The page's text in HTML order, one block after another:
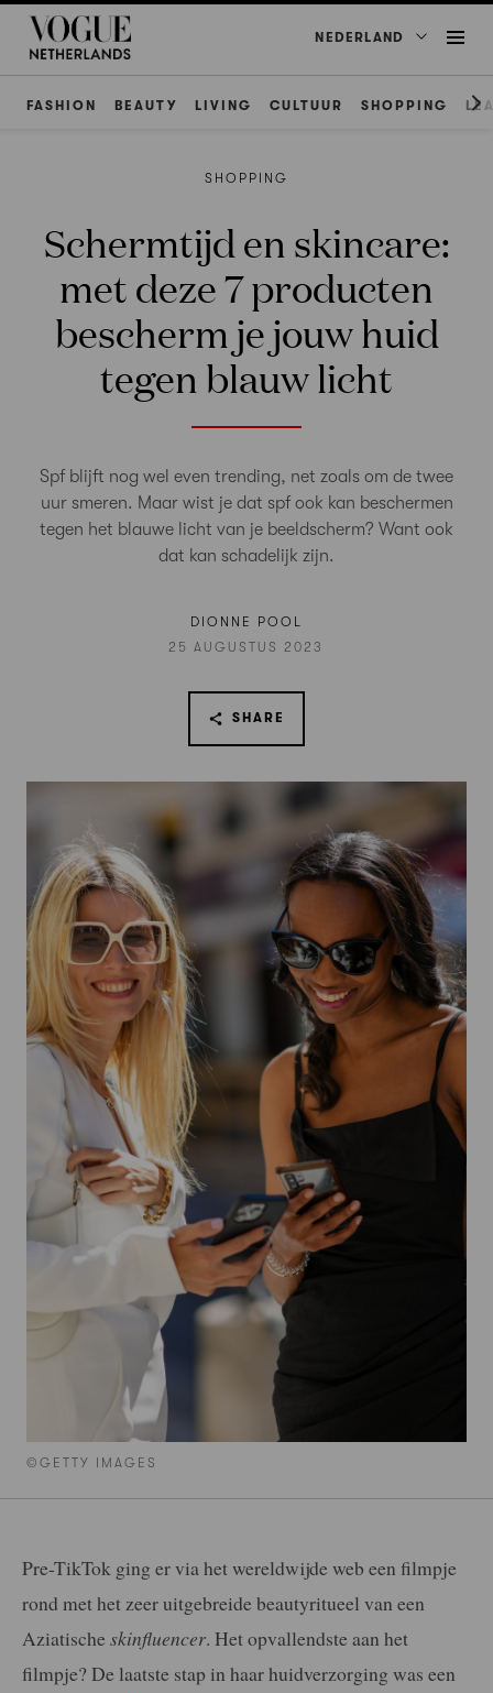
NEDERLAND
FASHION BEAUTY LIVING CULTUUR SHOPPING
©GETTY IMAGES
SHOPPING
Schermtijd en skincare:
met deze 7 producten
bescherm je jouw huid
tegen blauw licht
Spf blijft nog wel even trending, net zoals om de twee
uur smeren. Maar wist je dat spf ook kan beschermen
tegen het blauwe licht van je beeldscherm? Want ook
dat kan schadelijk zijn.
DIONNE POOL
25 AUGUSTUS 2023
SHARE
Pre-TikTok ging er via het wereldwijde web een filmpje
rond met het zeer uitgebreide beautyritueel van een
Aziatische skinfluencer. Het opvallendste aan het
filmpje? De laatste stap in haar huidverzorging was een